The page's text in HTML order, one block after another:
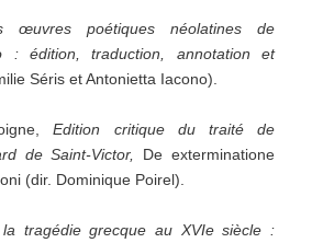
œuvres poétiques néolatines de
: édition, traduction, annotation et
Séris et Antonietta Iacono).
Edition critique du traité de
de Saint-Victor,
De exterminatione
(dir. Dominique Poirel).
la tragédie grecque au XVIe siècle :